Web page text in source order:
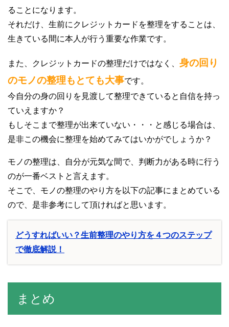
ることになります。
それだけ、生前にクレジットカードを整理をすることは、
生きている間に本人が行う重要な作業です。
また、クレジットカードの整理だけではなく、 身の回り
のモノの整理もとても大事です。
今自分の身の回りを見渡して整理できていると自信を持っ
ていえますか？
もしそこまで整理が出来ていない・・・と感じる場合は、
是非この機会に整理を始めてみてはいかがでしょうか？
モノの整理は、自分が元気な間で、判断力がある時に行う
のが一番ベストと言えます。
そこで、モノの整理のやり方を以下の記事にまとめている
ので、是非参考にして頂ければと思います。
どうすればいい？生前整理のやり方を４つのステップ
で徹底解説！
まとめ